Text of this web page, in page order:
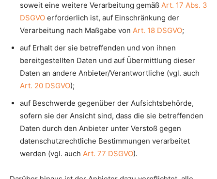
soweit eine weitere Verarbeitung gemäß Art. 17 Abs. 3
DSGVO erforderlich ist, auf Einschränkung der
Verarbeitung nach Maßgabe von Art. 18 DSGVO;
auf Erhalt der sie betreffenden und von ihnen
bereitgestellten Daten und auf Übermittlung dieser
Daten an andere Anbieter/Verantwortliche (vgl. auch
Art. 20 DSGVO);
auf Beschwerde gegenüber der Aufsichtsbehörde,
sofern sie der Ansicht sind, dass die sie betreffenden
Daten durch den Anbieter unter Verstoß gegen
datenschutzrechtliche Bestimmungen verarbeitet
werden (vgl. auch Art. 77 DSGVO).